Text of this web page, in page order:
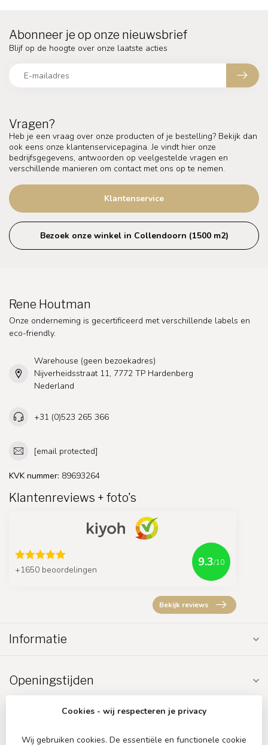
Vragen?
Heb je een vraag over onze producten of je bestelling? Bekijk dan
ook eens onze klantenservicepagina. Je vindt hier onze
bedrijfsgegevens, antwoorden op veelgestelde vragen en
verschillende manieren om contact met ons op te nemen.
Klantenservice
Bezoek onze winkel in Collendoorn (1500 m2)
Abonneer je op onze nieuwsbrief
Blijf op de hoogte over onze laatste acties
Rene Houtman
Onze onderneming is gecertificeerd met verschillende labels en
eco-friendly.
Warehouse (geen bezoekadres)
Nijverheidsstraat 11, 7772 TP Hardenberg
Nederland
+31 (0)523 265 366
[email protected]
KVK nummer: 89693264
Klantenreviews + foto's
+1650 beoordelingen
9.3/10
Bekijk reviews
Informatie
Openingstijden
Cookies - wij respecteren je privacy
Wij gebruiken cookies. De essentiële en functionele cookie